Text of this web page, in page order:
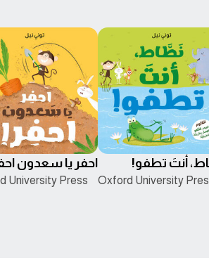
أنتَ تطفو!
Oxford University
احفر يا سعدون
University Press